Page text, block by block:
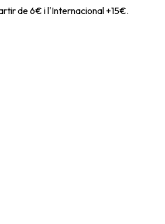
de 6€ i l'Internacional +15€.